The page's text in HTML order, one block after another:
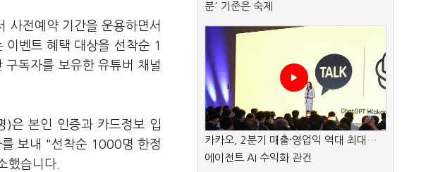
사전예약 기간을 운용하면서
벤트 혜택 대상을 선착순 1
독자를 보유한 유튜버 채널
은 본인 인증과 카드정보 입
보내 "선착순 1000명 한정
했습니다.
분' 기준은 숙제
카카오, 2분기 매출·영업익 역대 최대…
에이전트 AI 수익화 관건